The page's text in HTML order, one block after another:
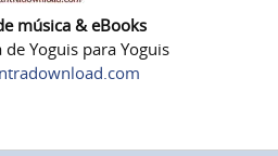
música & eBooks
Yoguis para Yoguis